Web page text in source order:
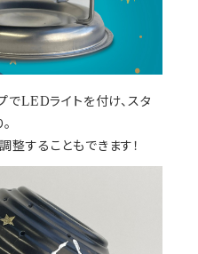
LEDライトを付け、スタ
することもできます！